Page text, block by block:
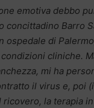
emotiva debbo
concittadino Barro
di
cliniche.
mi ha
il virus e, poi
ricovero, la terapia